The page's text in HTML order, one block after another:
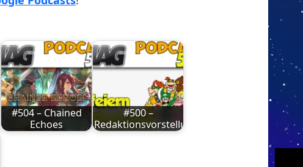
#504 – Chained
Echoes
#500 –
Redaktionsvorstellung